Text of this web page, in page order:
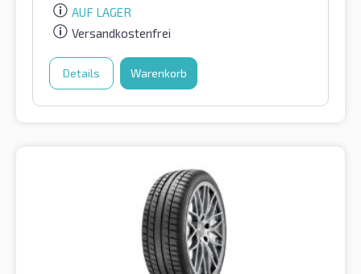
AUF LAGER
Versandkostenfrei
Details Warenkorb